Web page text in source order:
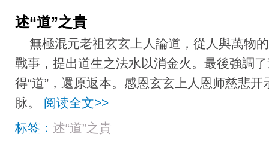
述“道”之貴
無極混元老祖玄玄上人論道，從人與萬物
戰事，提出道生之法水以消金火。最後強調了
得“道”，還原返本。感恩玄玄上人恩师慈悲
脉。 阅读全文>>
标签： 述“道”之貴